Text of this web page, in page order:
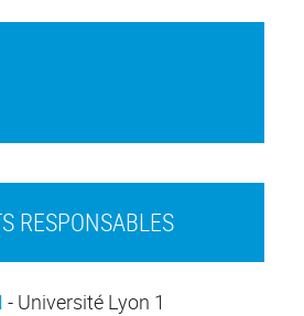
RESPONSABLES
- Université Lyon 1